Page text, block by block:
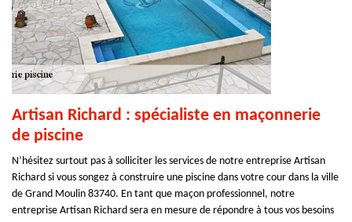
Artisan Richard : spécialiste en maçonnerie
de piscine
N’hésitez surtout pas à solliciter les services de notre entreprise Artisan
Richard si vous songez à construire une piscine dans votre cour dans la ville
de Grand Moulin 83740. En tant que maçon professionnel, notre
entreprise Artisan Richard sera en mesure de répondre à tous vos besoins